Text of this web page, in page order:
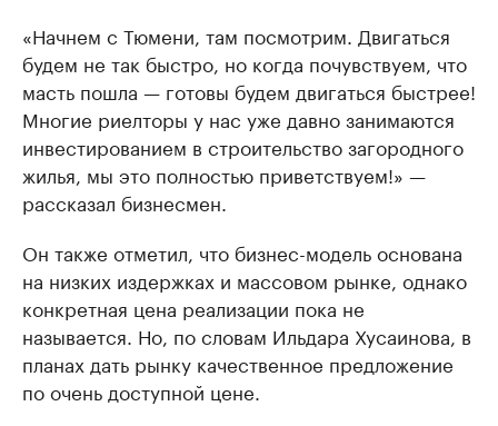
«Начнем с Тюмени, там посмотрим. Двигаться
будем не так быстро, но когда почувствуем, что
масть пошла — готовы будем двигаться быстрее!
Многие риелторы у нас уже давно занимаются
инвестированием в строительство загородного
жилья, мы это полностью приветствуем!» —
рассказал бизнесмен.
Он также отметил, что бизнес-модель основана
на низких издержках и массовом рынке, однако
конкретная цена реализации пока не
называется. Но, по словам Ильдара Хусаинова, в
планах дать рынку качественное предложение
по очень доступной цене.